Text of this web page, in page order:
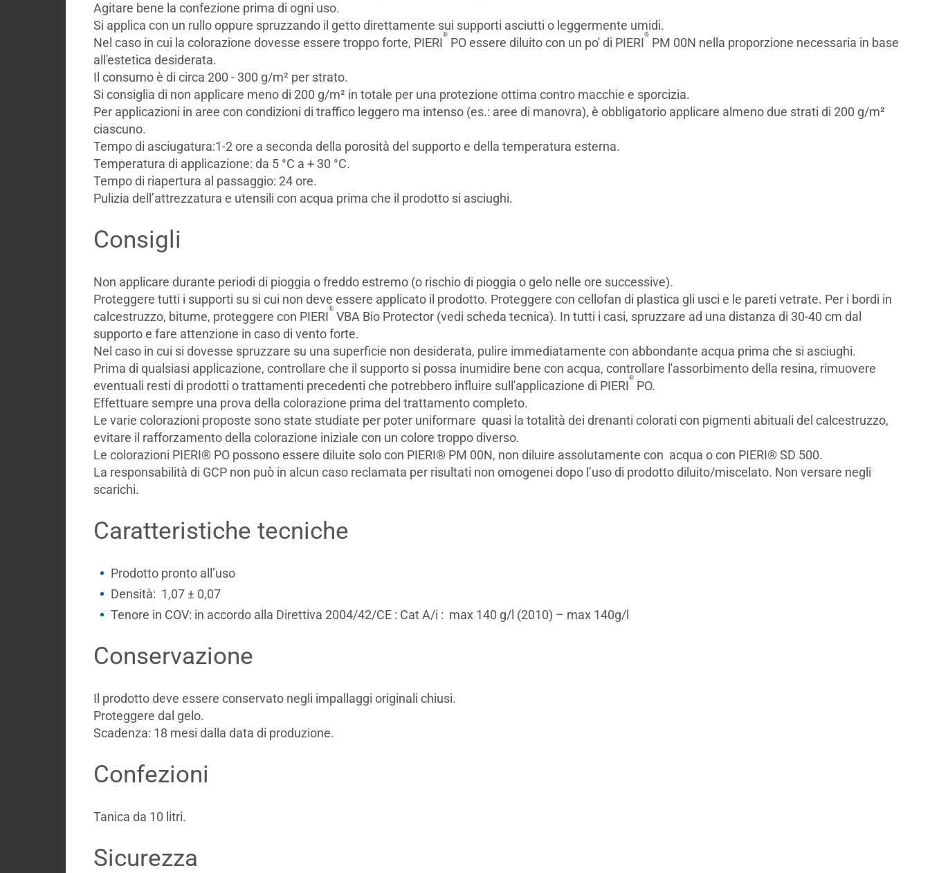
Agitare bene la confezione prima di ogni uso.
Si applica con un rullo oppure spruzzando il getto direttamente sui supporti asciutti o leggermente umidi.
Nel caso in cui la colorazione dovesse essere troppo forte, PIERI
®
PO essere diluito con un po' di PIERI
®
PM 00N nella proporzione necessaria in base
all'estetica desiderata.
Il consumo è di circa 200 - 300 g/m² per strato.
Si consiglia di non applicare meno di 200 g/m² in totale per una protezione ottima contro macchie e sporcizia.
Per applicazioni in aree con condizioni di traffico leggero ma intenso (es.: aree di manovra), è obbligatorio applicare almeno due strati di 200 g/m²
ciascuno.
Tempo di asciugatura:1-2 ore a seconda della porosità del supporto e della temperatura esterna.
Temperatura di applicazione: da 5 °C a + 30 °C.
Tempo di riapertura al passaggio: 24 ore.
Pulizia dell’attrezzatura e utensili con acqua prima che il prodotto si asciughi.
Consigli
Non applicare durante periodi di pioggia o freddo estremo (o rischio di pioggia o gelo nelle ore successive).
Proteggere tutti i supporti su si cui non deve essere applicato il prodotto. Proteggere con cellofan di plastica gli usci e le pareti vetrate. Per i bordi in
calcestruzzo, bitume, proteggere con PIERI
®
VBA Bio Protector (vedi scheda tecnica). In tutti i casi, spruzzare ad una distanza di 30-40 cm dal
supporto e fare attenzione in caso di vento forte.
Nel caso in cui si dovesse spruzzare su una superficie non desiderata, pulire immediatamente con abbondante acqua prima che si asciughi.
Prima di qualsiasi applicazione, controllare che il supporto si possa inumidire bene con acqua, controllare l'assorbimento della resina, rimuovere
eventuali resti di prodotti o trattamenti precedenti che potrebbero influire sull'applicazione di PIERI
®
PO.
Effettuare sempre una prova della colorazione prima del trattamento completo.
Le varie colorazioni proposte sono state studiate per poter uniformare quasi la totalità dei drenanti colorati con pigmenti abituali del calcestruzzo,
evitare il rafforzamento della colorazione iniziale con un colore troppo diverso.
Le colorazioni PIERI® PO possono essere diluite solo con PIERI® PM 00N, non diluire assolutamente con acqua o con PIERI® SD 500.
La responsabilità di GCP non può in alcun caso reclamata per risultati non omogenei dopo l’uso di prodotto diluito/miscelato. Non versare negli
scarichi.
Caratteristiche tecniche
Prodotto pronto all’uso
Densità: 1,07 ± 0,07
Tenore in COV: in accordo alla Direttiva 2004/42/CE : Cat A/i : max 140 g/l (2010) – max 140g/l
Conservazione
Il prodotto deve essere conservato negli impallaggi originali chiusi.
Proteggere dal gelo.
Scadenza: 18 mesi dalla data di produzione.
Confezioni
Tanica da 10 litri.
Sicurezza